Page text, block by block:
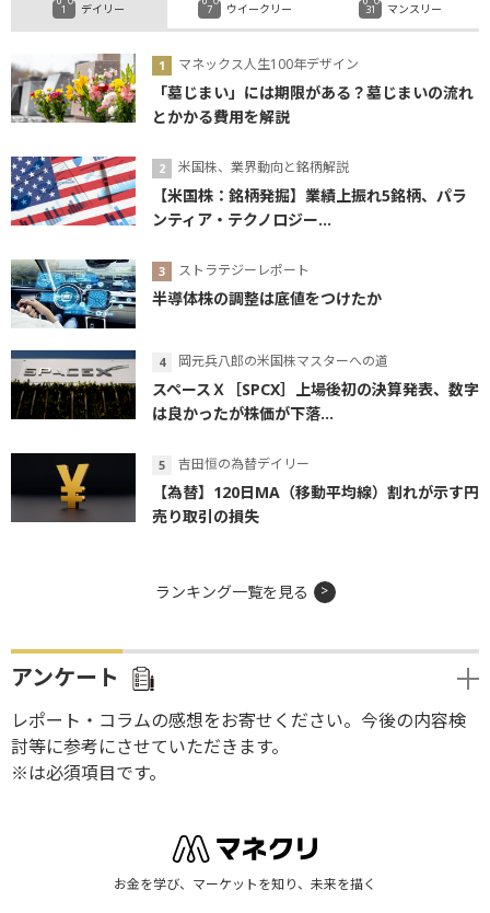
デイリー
マネックス人生100年デザイン
「墓じまい」には期限がある？墓じまいの流れ
とかかる費用を解説
米国株、業界動向と銘柄解説
【米国株：銘柄発掘】業績上振れ5銘柄、パラ
ンティア・テクノロジー...
ストラテジーレポート
半導体株の調整は底値をつけたか
岡元兵八郎の米国株マスターへの道
スペースＸ［SPCX］上場後初の決算発表、数字
は良かったが株価が下落...
吉田恒の為替デイリー
【為替】120日MA（移動平均線）割れが示す円
売り取引の損失
ウイークリー マンスリー
ランキング一覧を見る
アンケート
レポート・コラムの感想をお寄せください。今後の内容検
討等に参考にさせていただきます。
※は必須項目です。
お金を学び、マーケットを知り、未来を描く